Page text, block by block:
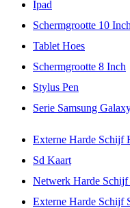
Ipad
Schermgrootte 10 Inch
Tablet Hoes
Schermgrootte 8 Inch
Stylus Pen
Serie Samsung
Externe Harde Schijf
Sd Kaart
Netwerk Harde Schijf
Externe Harde Schijf